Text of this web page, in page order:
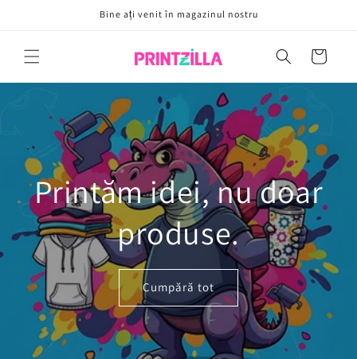
Bine ați venit în magazinul nostru
Coș
Printăm idei, nu doar
produse.
Cumpără tot